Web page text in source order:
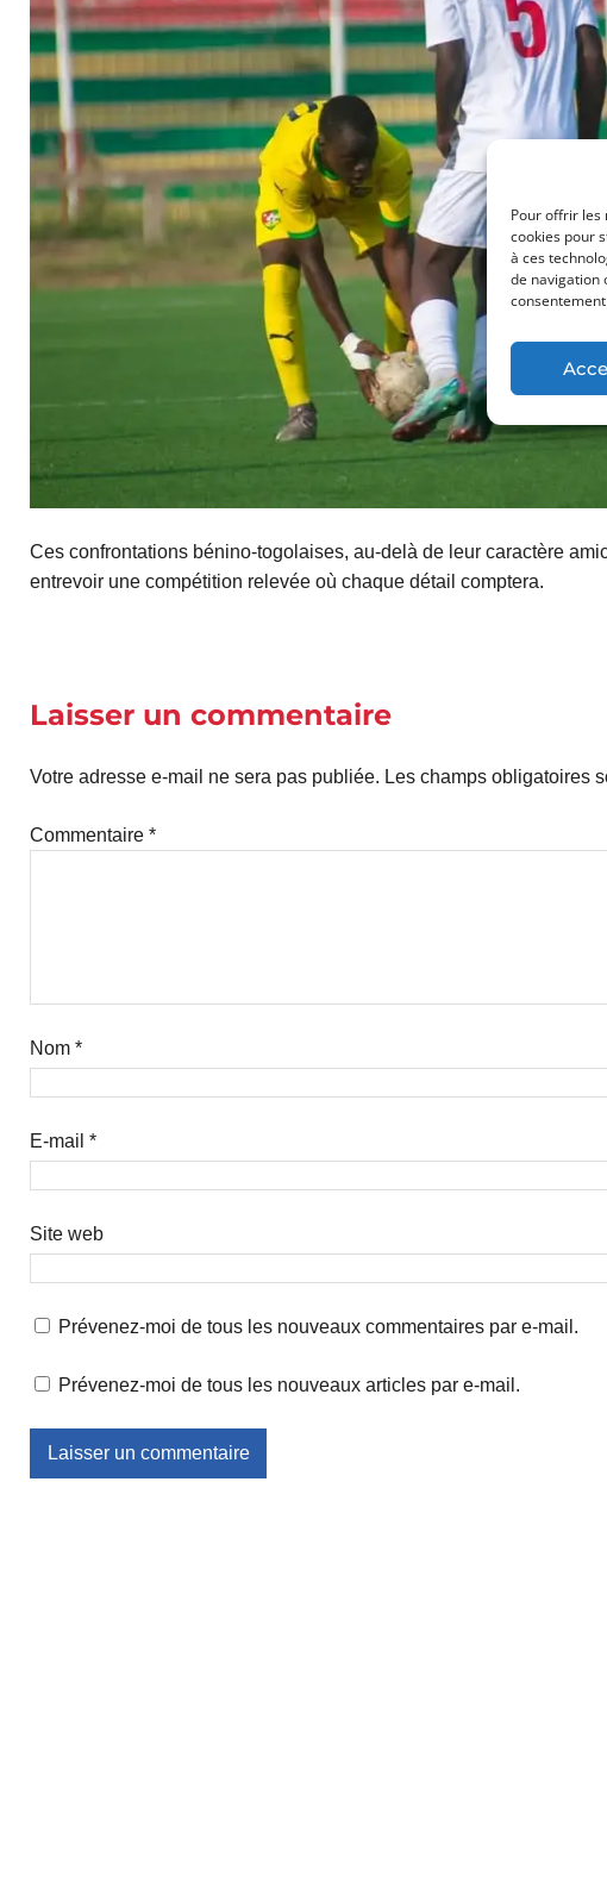
Pour offrir les
cookies pour
à ces
de navigation
Ces confrontations bénino-togolaises, au-delà de leur caractère
entrevoir une compétition relevée où chaque détail comptera.
Laisser un commentaire
Votre adresse e-mail ne sera pas publiée. Les champs obligatoires
Commentaire *
Nom *
E-mail *
Site web
Prévenez-moi de tous les nouveaux commentaires par e-mail.
Prévenez-moi de tous les nouveaux articles par e-mail.